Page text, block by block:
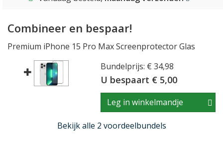
Combineer en bespaar!
Premium iPhone 15 Pro Max Screenprotector Glas
Bundelprijs: € 34,98
U bespaart € 5,00
Leg in winkelmandje
Bekijk alle 2 voordeelbundels